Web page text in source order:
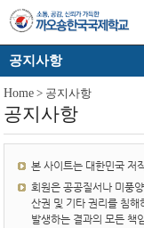
공지사항
Home > 공지사항
공지사항
본 사이트는 대한민국 저
회원은 공공질서나 미풍
산권 및 기타 권리를 침
발생하는 결과의 모든 책